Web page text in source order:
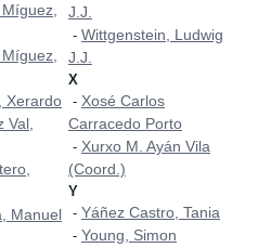
Xerardo
Val,
Manuel
J.J.
- Wittgenstein, Ludwig
J.J.
X
- Xosé Carlos
Carracedo Porto
- Xurxo M. Ayán Vila
(Coord.)
Y
- Yáñez Castro, Tania
- Young, Simon